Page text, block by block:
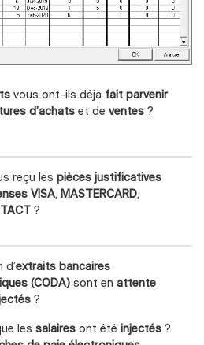
vous ont-ils déjà fait parvenir
d’achats et deventes?
reçu lespièces justificatives
VISA, MASTERCARD,
?
d’extraits bancaires
(CODA)sont enattente
?
lessalaires ont étéinjectés?